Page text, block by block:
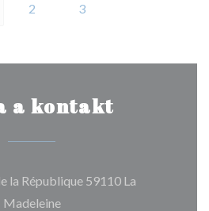
2 3
a kontakt
la République 59110 La
Madeleine((otevře se v novém okně))